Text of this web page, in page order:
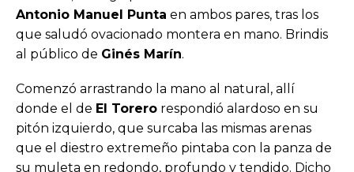
Antonio Manuel Punta en ambos pares, tras los
que saludó ovacionado montera en mano. Brindis
al público de Ginés Marín.
Comenzó arrastrando la mano al natural, allí
donde el de El Torero respondió alardoso en su
pitón izquierdo, que surcaba las mismas arenas
que el diestro extremeño pintaba con la panza de
su muleta en redondo, profundo y tendido. Dicho